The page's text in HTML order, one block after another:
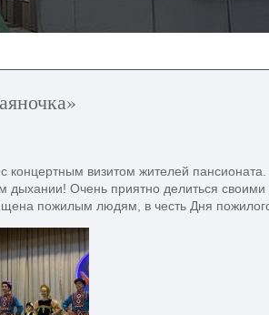
концертным визитом жителей
дыхании! Очень приятно делиться
пожилым людям, в честь Дня пожилого